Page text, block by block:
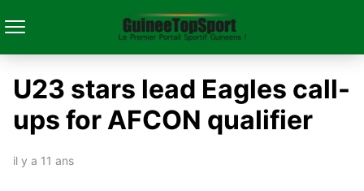
U23 stars lead Eagles call-
ups for AFCON qualifier
il y a 11 ans